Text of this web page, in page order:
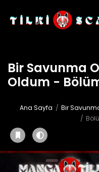
Bir Savunma
Oldum -
Ana Sayfa
Bir